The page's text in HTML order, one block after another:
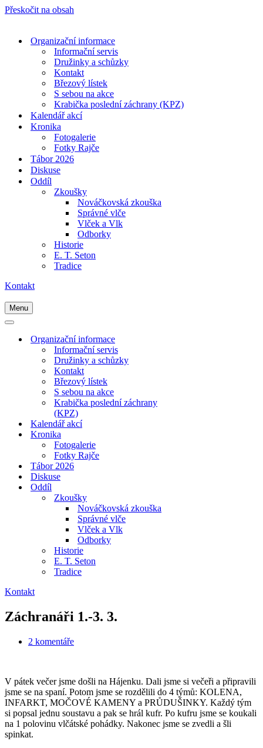
Přeskočit na obsah
Organizační informace
Informační servis
Družinky a schůzky
Kontakt
Březový lístek
S sebou na akce
Krabička poslední záchrany (KPZ)
Kalendář akcí
Kronika
Fotogalerie
Fotky Rajče
Tábor 2026
Diskuse
Oddíl
Zkoušky
Nováčkovská zkouška
Správné vlče
Vlček a Vlk
Odborky
Historie
E. T. Seton
Tradice
Kontakt
Menu
Navigační
Navigační
Organizační informace
Informační servis
Družinky a schůzky
Kontakt
Březový lístek
S sebou na akce
Krabička poslední záchrany
(KPZ)
Kalendář akcí
Kronika
Fotogalerie
Fotky Rajče
Tábor 2026
Diskuse
Oddíl
Zkoušky
Nováčkovská zkouška
Správné vlče
Vlček a Vlk
Odborky
Historie
E. T. Seton
Tradice
Kontakt
Záchranáři 1.-3. 3.
2 komentáře
V pátek večer jsme došli na Hájenku. Dali jsme si večeři a připravili
jsme se na spaní. Potom jsme se rozdělili do 4 týmů: KOLENA,
INFARKT, MOČOVÉ KAMENY a PRŮDUŠINKY. Každý tým
si popsal jednu soustavu a pak se hrál kufr. Po kufru jsme se koukali
na 1 polovinu vlčátské pohádky. Nakonec jsme se zvedli a šli
spinkat.